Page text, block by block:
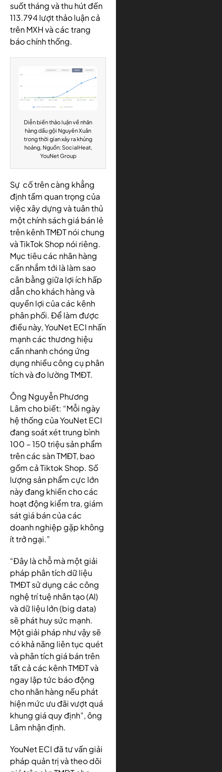
suốt tháng và thu hút đến
113.794 lượt thảo luận cả
trên MXH và các trang
báo chính thống.
Diễn biến thảo luận về nhãn
hàng dầu gội Nguyên Xuân
trong thời gian xảy ra khủng
hoảng, Nguồn: SocialHeat,
YouNet Group
Sự cố trên càng khẳng
định tầm quan trọng của
việc xây dựng và tuân thủ
một chính sách giá bán lẻ
trên kênh TMĐT nói chung
và TikTok Shop nói riêng.
Mục tiêu các nhãn hàng
cần nhắm tới là làm sao
cân bằng giữa lợi ích hấp
dẫn cho khách hàng và
quyền lợi của các kênh
phân phối. Để làm được
điều này, YouNet ECI nhấn
mạnh các thương hiệu
cần nhanh chóng ứng
dụng nhiều công cụ phân
tích và đo lường TMĐT.
Ông Nguyễn Phương
Lâm cho biết: “Mỗi ngày
hệ thống của YouNet ECI
đang soát xét trung bình
100 – 150 triệu sản phẩm
trên các sàn TMĐT, bao
gồm cả Tiktok Shop. Số
lượng sản phẩm cực lớn
này đang khiến cho các
hoạt động kiểm tra, giám
sát giá bán của các
doanh nghiệp gặp không
ít trở ngại.”
“Đây là chỗ mà một giải
pháp phân tích dữ liệu
TMĐT sử dụng các công
nghệ trí tuệ nhân tạo (AI)
và dữ liệu lớn (big data)
sẽ phát huy sức mạnh.
Một giải pháp như vậy sẽ
có khả năng liên tục quét
và phân tích giá bán trên
tất cả các kênh TMĐT và
ngay lập tức báo động
cho nhãn hàng nếu phát
hiện mức ưu đãi vượt quá
khung giá quy định”, ông
Lâm nhận định.
YouNet ECI đã tư vấn giải
pháp quản trị và theo dõi